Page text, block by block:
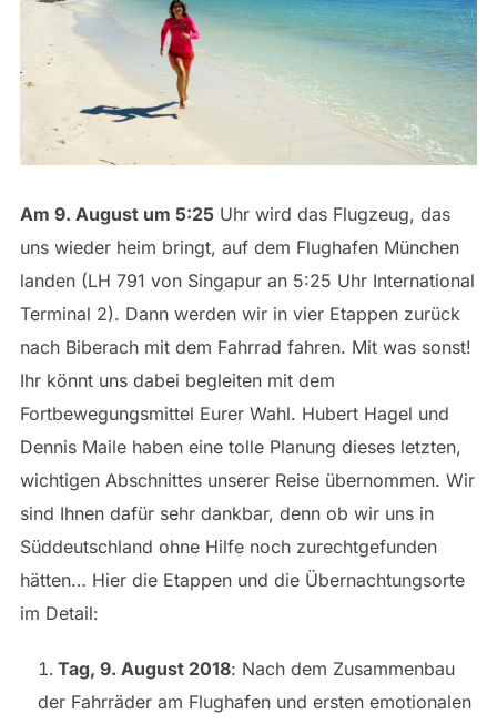
Am 9. August um 5:25Uhr wird das Flugzeug, das
uns wieder heim bringt, auf dem Flughafen München
landen (LH 791 von Singapur an 5:25 Uhr International
Terminal 2). Dann werden wir in vier Etappen zurück
nach Biberach mit dem Fahrrad fahren. Mit was sonst!
Ihr könnt uns dabei begleiten mit dem
Fortbewegungsmittel Eurer Wahl. Hubert Hagel und
Dennis Maile haben eine tolle Planung dieses letzten,
wichtigen Abschnittes unserer Reise übernommen. Wir
sind Ihnen dafür sehr dankbar, denn ob wir uns in
Süddeutschland ohne Hilfe noch zurechtgefunden
hätten… Hier die Etappen und die Übernachtungsorte
im Detail:
Tag, 9. August 2018: Nach dem Zusammenbau
der Fahrräder am Flughafen und ersten emotionalen